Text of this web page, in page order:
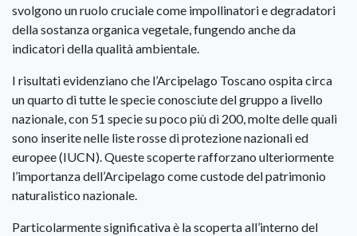
svolgono un ruolo cruciale come impollinatori e degradatori
della sostanza organica vegetale, fungendo anche da
indicatori della qualità ambientale.
I risultati evidenziano che l’Arcipelago Toscano ospita circa
un quarto di tutte le specie conosciute del gruppo a livello
nazionale, con 51 specie su poco più di 200, molte delle quali
sono inserite nelle liste rosse di protezione nazionali ed
europee (IUCN). Queste scoperte rafforzano ulteriormente
l’importanza dell’Arcipelago come custode del patrimonio
naturalistico nazionale.
Particolarmente significativa è la scoperta all’interno del